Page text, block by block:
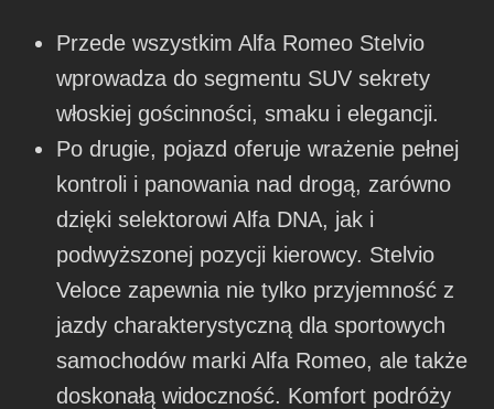
Przede wszystkim Alfa Romeo Stelvio
wprowadza do segmentu SUV sekrety
włoskiej gościnności, smaku i elegancji.
Po drugie, pojazd oferuje wrażenie pełnej
kontroli i panowania nad drogą, zarówno
dzięki selektorowi Alfa DNA, jak i
podwyższonej pozycji kierowcy. Stelvio
Veloce zapewnia nie tylko przyjemność z
jazdy charakterystyczną dla sportowych
samochodów marki Alfa Romeo, ale także
doskonałą widoczność. Komfort podróży